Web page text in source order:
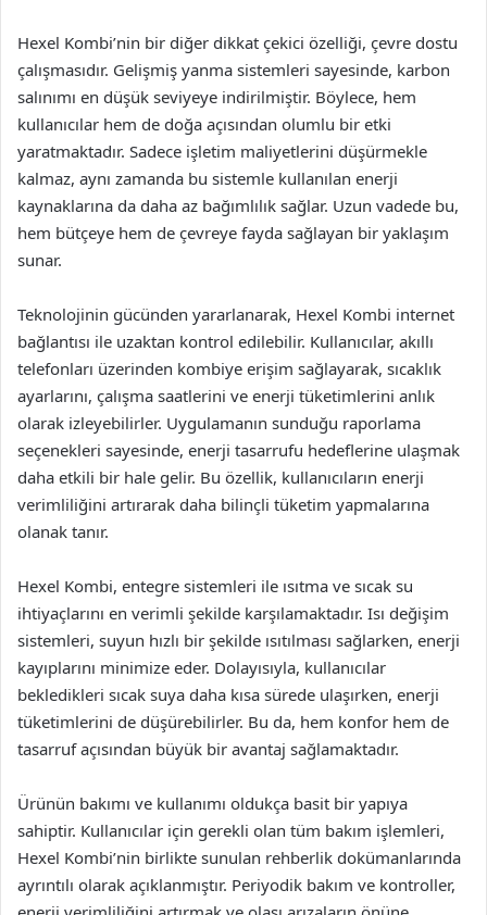
Hexel Kombi’nin bir diğer dikkat çekici özelliği, çevre dostu
çalışmasıdır. Gelişmiş yanma sistemleri sayesinde, karbon
salınımı en düşük seviyeye indirilmiştir. Böylece, hem
kullanıcılar hem de doğa açısından olumlu bir etki
yaratmaktadır. Sadece işletim maliyetlerini düşürmekle
kalmaz, aynı zamanda bu sistemle kullanılan enerji
kaynaklarına da daha az bağımlılık sağlar. Uzun vadede bu,
hem bütçeye hem de çevreye fayda sağlayan bir yaklaşım
sunar.
Teknolojinin gücünden yararlanarak, Hexel Kombi internet
bağlantısı ile uzaktan kontrol edilebilir. Kullanıcılar, akıllı
telefonları üzerinden kombiye erişim sağlayarak, sıcaklık
ayarlarını, çalışma saatlerini ve enerji tüketimlerini anlık
olarak izleyebilirler. Uygulamanın sunduğu raporlama
seçenekleri sayesinde, enerji tasarrufu hedeflerine ulaşmak
daha etkili bir hale gelir. Bu özellik, kullanıcıların enerji
verimliliğini artırarak daha bilinçli tüketim yapmalarına
olanak tanır.
Hexel Kombi, entegre sistemleri ile ısıtma ve sıcak su
ihtiyaçlarını en verimli şekilde karşılamaktadır. Isı değişim
sistemleri, suyun hızlı bir şekilde ısıtılması sağlarken, enerji
kayıplarını minimize eder. Dolayısıyla, kullanıcılar
bekledikleri sıcak suya daha kısa sürede ulaşırken, enerji
tüketimlerini de düşürebilirler. Bu da, hem konfor hem de
tasarruf açısından büyük bir avantaj sağlamaktadır.
Ürünün bakımı ve kullanımı oldukça basit bir yapıya
sahiptir. Kullanıcılar için gerekli olan tüm bakım işlemleri,
Hexel Kombi’nin birlikte sunulan rehberlik dokümanlarında
ayrıntılı olarak açıklanmıştır. Periyodik bakım ve kontroller,